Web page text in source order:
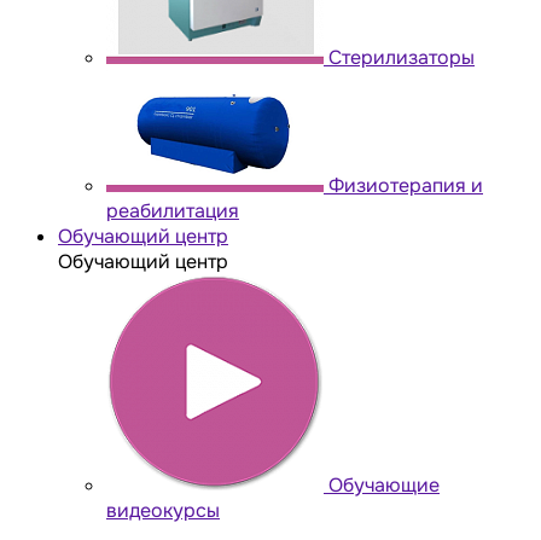
Стерилизаторы
Физиотерапия и
реабилитация
Обучающий центр
Обучающий центр
Обучающие
видеокурсы